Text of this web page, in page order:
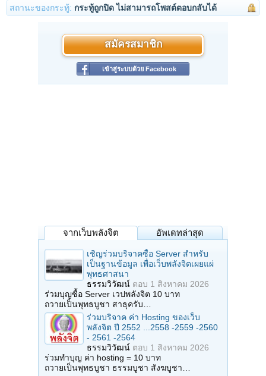
สถานะของกระทู้: กระทู้ถูกปิด ไม่สามารถโพสต์ตอบกลับได้
สมัครสมาชิก
เข้าสู่ระบบด้วย Facebook
จากเว็บพลังจิต อัพเดทล่าสุด
เชิญร่วมบริจาคซื้อ Server สำหรับ
เป็นฐานข้อมูล เพื่อเว็บพลังจิตเผยแผ่
พุทธศาสนา
ธรรมวิวัฒน์ ตอบ 1 สิงหาคม 2026
ร่วมบุญซื้อ Server เวปพลังจิต 10 บาท
ถวายเป็นพุทธบูชา สาธุครับ…
ร่วมบริจาค ค่า Hosting ของเว็บ
พลังจิต ปี 2552 ...2558 -2559 -2560
- 2561 -2564
ธรรมวิวัฒน์ ตอบ 1 สิงหาคม 2026
ร่วมทำบุญ ค่า hosting = 10 บาท
ถวายเป็นพุทธบูชา ธรรมบูชา สังฆบูชา…